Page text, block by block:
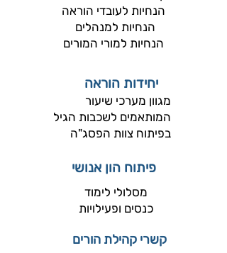
הנחיות לעובדי הוראה
הנחיות למנהלים
הנחיות למורי המורים
יחידות הוראה
מגוון מערכי שיעור
המותאמים לשכבות הגיל
בפיתוח צוות הפסג"ה
פיתוח הון אנושי
מסלולי לימוד
כנסים ופעילויות
קשרי קהילת הורים